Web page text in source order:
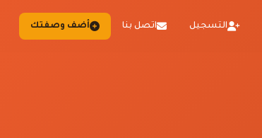
التسجيل اتصل بنا أضف وصفتك